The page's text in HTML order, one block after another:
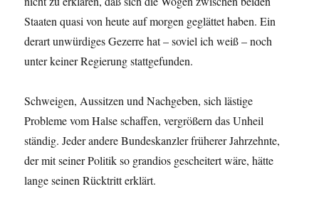
Staaten quasi von heute auf morgen geglättet haben. Ein
derart unwürdiges Gezerre hat – soviel ich weiß – noch
unter keiner Regierung stattgefunden.
Schweigen, Aussitzen und Nachgeben, sich lästige
Probleme vom Halse schaffen, vergrößern das Unheil
ständig. Jeder andere Bundeskanzler früherer Jahrzehnte,
der mit seiner Politik so grandios gescheitert wäre, hätte
lange seinen Rücktritt erklärt.